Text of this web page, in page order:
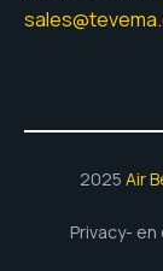
2025 Air
Privacy-